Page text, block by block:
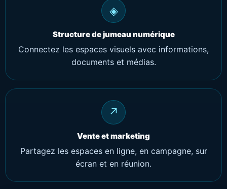
◈
Structure de jumeau numérique
Connectez les espaces visuels avec informations,
documents et médias.
↗
Vente et marketing
Partagez les espaces en ligne, en campagne, sur
écran et en réunion.